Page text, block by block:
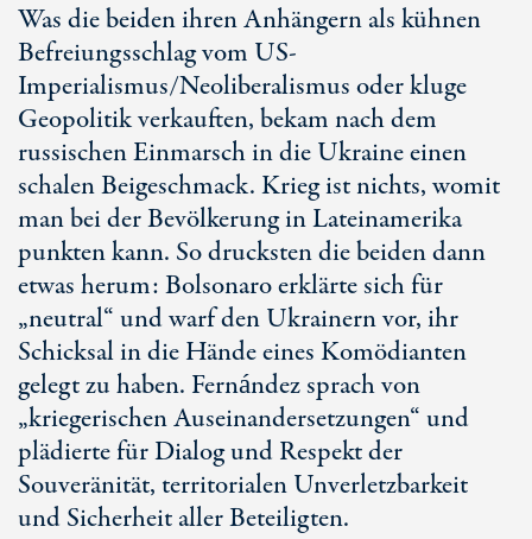
Was die beiden ihren Anhängern als kühnen
Befreiungsschlag vom US-
Imperialismus/Neoliberalismus oder kluge
Geopolitik verkauften, bekam nach dem
russischen Einmarsch in die Ukraine einen
schalen Beigeschmack. Krieg ist nichts, womit
man bei der Bevölkerung in Lateinamerika
punkten kann. So drucksten die beiden dann
etwas herum: Bolsonaro erklärte sich für
„neutral“ und warf den Ukrainern vor, ihr
Schicksal in die Hände eines Komödianten
gelegt zu haben. Fernández sprach von
„kriegerischen Auseinandersetzungen“ und
plädierte für Dialog und Respekt der
Souveränität, territorialen Unverletzbarkeit
und Sicherheit aller Beteiligten.